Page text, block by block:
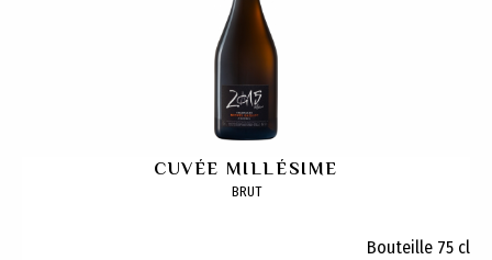
CUVÉE MILLÉSIME
BRUT
Bouteille 75 cl